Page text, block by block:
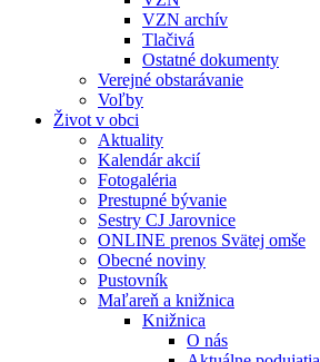
VZN archív
Tlačivá
Ostatné dokumenty
Verejné obstarávanie
Voľby
Život v obci
Aktuality
Kalendár akcií
Fotogaléria
Prestupné bývanie
Sestry CJ Jarovnice
ONLINE prenos Svätej omše
Obecné noviny
Pustovník
Maľareň a knižnica
Knižnica
O nás